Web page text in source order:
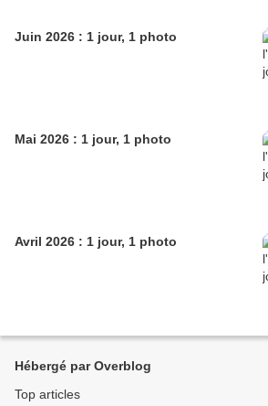
Juin 2026 : 1 jour, 1 photo
Mai 2026 : 1 jour, 1 photo
Avril 2026 : 1 jour, 1 photo
Hébergé par Overblog
Top articles